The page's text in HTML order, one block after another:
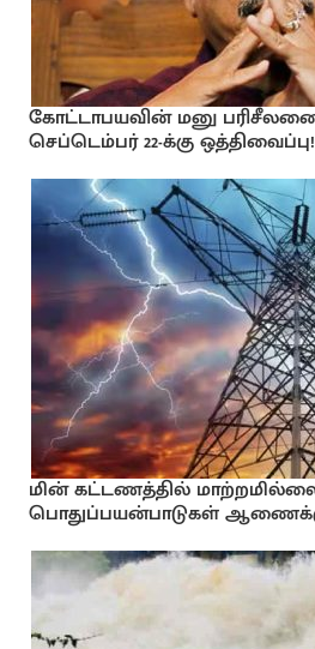
கோட்டாபயவின் மனு பரிசீலனை
செப்டெம்பர் 22-க்கு ஒத்திவைப்பு!
மின் கட்டணத்தில்
பொதுப்பயன்பாடுகள்